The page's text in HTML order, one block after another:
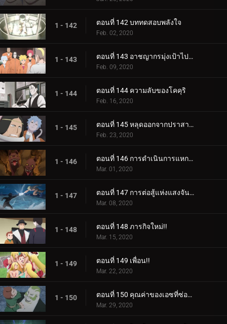
1 - 142 ตอนที่ 142 บททดสอบพลังใจ
Feb. 02, 2020
1 - 143 ตอนที่ 143 อาชญากรมุ่งเป้าไปที่โคคุริ
Feb. 09, 2020
1 - 144 ตอนที่ 144 ความลับของโคคุริ
Feb. 16, 2020
1 - 145 ตอนที่ 145 หลุดออกจากปราสาทโฮซึกิ
Feb. 23, 2020
1 - 146 ตอนที่ 146 การดำเนินการแหกคุก
Mar. 01, 2020
1 - 147 ตอนที่ 147 การต่อสู้แห่งแสงจันทร์อันเป็นเวรกรรม
Mar. 08, 2020
1 - 148 ตอนที่ 148 ภารกิจใหม่!!
Mar. 15, 2020
1 - 149 ตอนที่ 149 เพื่อน!!
Mar. 22, 2020
1 - 150 ตอนที่ 150 คุณค่าของเอซที่ซ่อนอยู่
Mar. 29, 2020